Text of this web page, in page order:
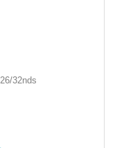
26/32nds